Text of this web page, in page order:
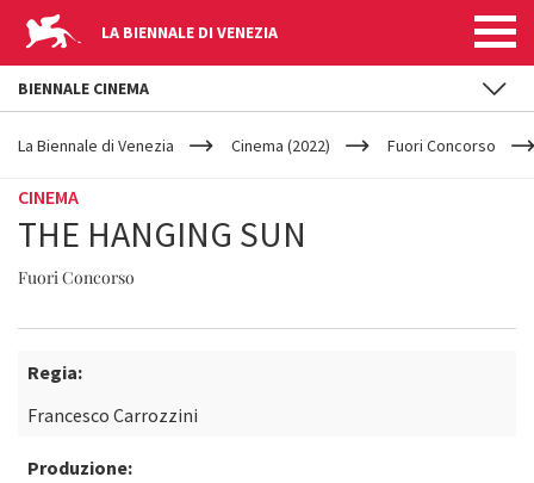
LA BIENNALE DI VENEZIA
YOUR
ARE
La Biennale di Venezia Cinema (2022) Fuori Concorso
CINEMA
THE HANGING SUN
Fuori Concorso
Regia:
Francesco Carrozzini
Produzione:
BIENNALE CINEMA